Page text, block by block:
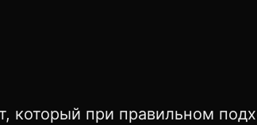
при правильном